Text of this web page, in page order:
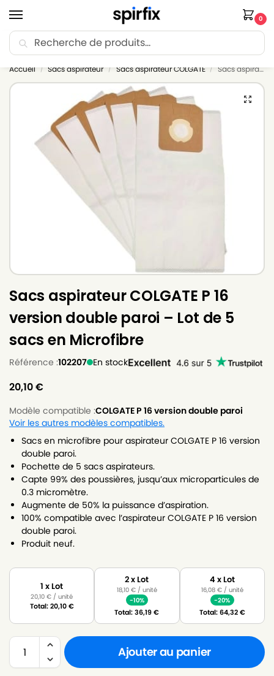
0
🚚 Livraison Point Relais offerte dès 30€ d’achat.
Accueil / Sacs aspirateur / Sacs aspirateur COLGATE / Sacs aspirateur COLGATE P 16 version double paroi – Lot de 5 sacs en Microfibre
Sacs aspirateur COLGATE P 16
version double paroi – Lot de 5
sacs en Microfibre
Référence :102207 En stock
20,10€
Modèle compatible :COLGATE P 16 version double paroi
Voir les autres modèles compatibles.
Sacs en microfibre pour aspirateur COLGATE P 16 version
double paroi.
Pochette de 5 sacs aspirateurs.
Capte 99% des poussières, jusqu’aux microparticules de
0.3 micromètre.
Augmente de 50% la puissance d’aspiration.
100% compatible avec l’aspirateur COLGATE P 16 version
double paroi.
Produit neuf.
1 x Lot
20,10€ / unité
Total:20,10€
2 x Lot
18,10 €/ unité
-10%
Total:36,19€
4 x Lot
16,08 €/ unité
-20%
Total:64,32€
Ajouter au panier